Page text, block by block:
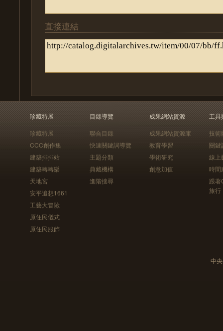
直接連結
珍藏特展
珍藏特展
CCC創作集
建築排排站
建築轉轉樂
天地宮
安平追想1661
工藝大冒險
原住民儀式
原住民服飾
目錄導覽
聯合目錄
快速關鍵詞導覽
主題分類
典藏機構
進階搜尋
成果網站資源
成果網站資源庫
教育學習
學術研究
創意加值
工具
技術
關鍵
線上
時間
跟
旅行
中